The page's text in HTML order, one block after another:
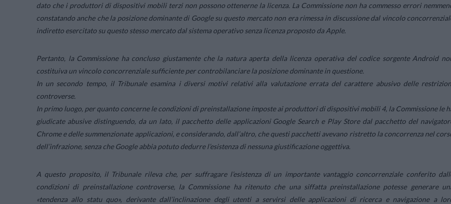
dato che i produttori di dispositivi mobili terzi non possono ottenerne la licenza. La Commissione non ha commesso errori
constatando anche che la posizione dominante di Google su questo mercato non era rimessa in discussione dal vincolo
indiretto esercitato su questo stesso mercato dal sistema operativo senza licenza proposto da Apple.
Pertanto, la Commissione ha concluso giustamente che la natura aperta della licenza operativa del codice sorgente Android
costituiva un vincolo concorrenziale sufficiente per controbilanciare la posizione dominante in questione.
In un secondo tempo, il Tribunale esamina i diversi motivi relativi alla valutazione errata del carattere abusivo delle
controverse.
In primo luogo, per quanto concerne le condizioni di preinstallazione imposte ai produttori di dispositivi mobili 4, la Commissione le
giudicate abusive distinguendo, da un lato, il pacchetto delle applicazioni Google Search e Play Store dal pacchetto del
Chrome e delle summenzionate applicazioni, e considerando, dall’altro, che questi pacchetti avevano ristretto la concorrenza nel
dell’infrazione, senza che Google abbia potuto dedurre l’esistenza di nessuna giustificazione oggettiva.
A questo proposito, il Tribunale rileva che, per suffragare l’esistenza di un importante vantaggio concorrenziale conferito
condizioni di preinstallazione controverse, la Commissione ha ritenuto che una siffatta preinstallazione potesse generare
«tendenza allo statu quo», derivante dall’inclinazione degli utenti a servirsi delle applicazioni di ricerca e navigazione a